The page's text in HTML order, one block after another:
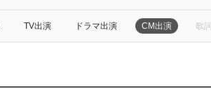
TV出演 ドラマ出演 CM出演 歌詞